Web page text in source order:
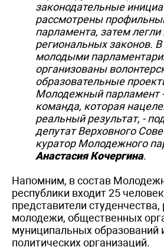
законодательные
рассмотрены
парламента, затем легли
региональных законов.
молодыми
организованы
образовательные
Молодежный парламент
команда, которая
реальный результат, -
депутат Верховного
куратор Молодежного
Анастасия Кочергина.
Напомним, в состав
республики входит 25
представители
молодежи, общественных
муниципальных
политических организаций.